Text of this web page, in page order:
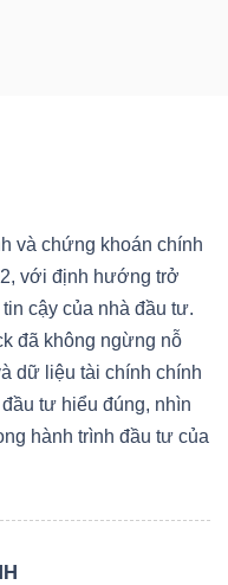
và chứng khoán chính
với định hướng trở
cậy của nhà đầu tư.
đã không ngừng nỗ
dữ liệu tài chính chính
tư hiểu đúng, nhìn
hành trình đầu tư của